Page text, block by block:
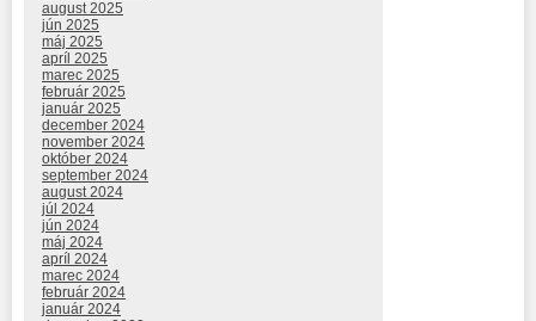
august 2025
jún 2025
máj 2025
apríl 2025
marec 2025
február 2025
január 2025
december 2024
november 2024
október 2024
september 2024
august 2024
júl 2024
jún 2024
máj 2024
apríl 2024
marec 2024
február 2024
január 2024